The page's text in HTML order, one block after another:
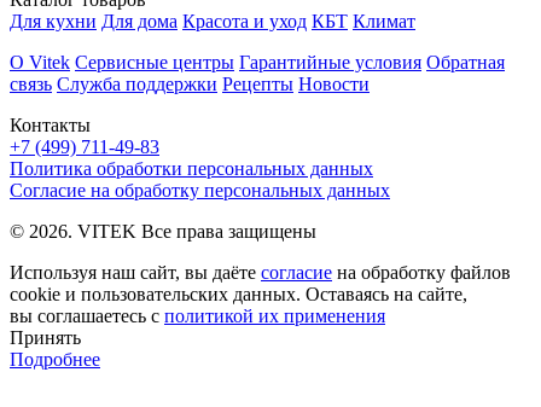
Контакты
+7 (499) 711-49-83
Для кухни Для дома Красота и уход КБТ Климат
О Vitek Сервисные центры Гарантийные условия Обратная
связь Служба поддержки Рецепты Новости
Политика обработки персональных данных
Согласие на обработку персональных данных
© 2026. VITEK Все права защищены
Используя наш сайт, вы даёте согласие на обработку файлов
cookie и пользовательских данных. Оставаясь на сайте,
вы соглашаетесь с политикой их применения
Принять
Подробнее